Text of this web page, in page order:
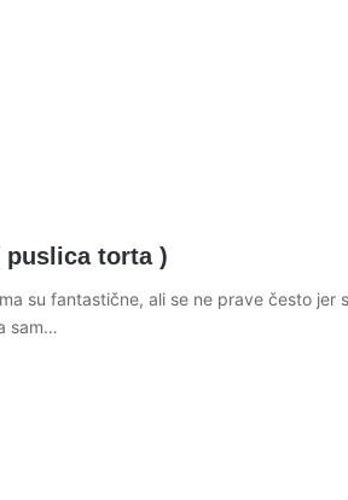
puslica torta )
su fantastične, ali se ne prave često jer
sam…